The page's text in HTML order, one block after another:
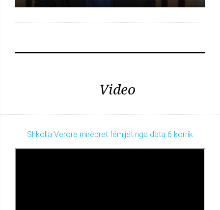
Video
Shkolla Verore mirëpret fëmijët nga data 6 korrik